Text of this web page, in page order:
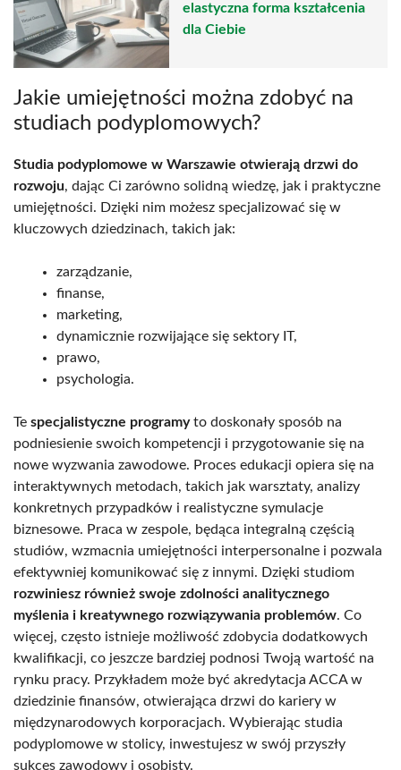
elastyczna forma kształcenia
dla Ciebie
Jakie umiejętności można zdobyć na
studiach podyplomowych?
Studia podyplomowe w Warszawie otwierają drzwi do
rozwoju, dając Ci zarówno solidną wiedzę, jak i praktyczne
umiejętności. Dzięki nim możesz specjalizować się w
kluczowych dziedzinach, takich jak:
zarządzanie,
finanse,
marketing,
dynamicznie rozwijające się sektory IT,
prawo,
psychologia.
Te specjalistyczne programyto doskonały sposób na
podniesienie swoich kompetencji i przygotowanie się na
nowe wyzwania zawodowe. Proces edukacji opiera się na
interaktywnych metodach, takich jak warsztaty, analizy
konkretnych przypadków i realistyczne symulacje
biznesowe. Praca w zespole, będąca integralną częścią
studiów, wzmacnia umiejętności interpersonalne i pozwala
efektywniej komunikować się z innymi. Dzięki studiom
rozwiniesz również swoje zdolności analitycznego
myślenia i kreatywnego rozwiązywania problemów. Co
więcej, często istnieje możliwość zdobycia dodatkowych
kwalifikacji, co jeszcze bardziej podnosi Twoją wartość na
rynku pracy. Przykładem może być akredytacja ACCA w
dziedzinie finansów, otwierająca drzwi do kariery w
międzynarodowych korporacjach. Wybierając studia
podyplomowe w stolicy, inwestujesz w swój przyszły
sukces zawodowy i osobisty.